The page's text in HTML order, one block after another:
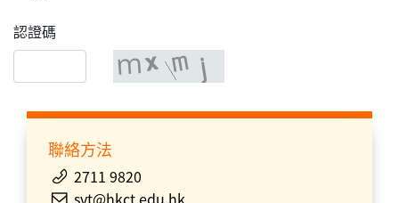
認證碼
聯絡方法
2711 9820